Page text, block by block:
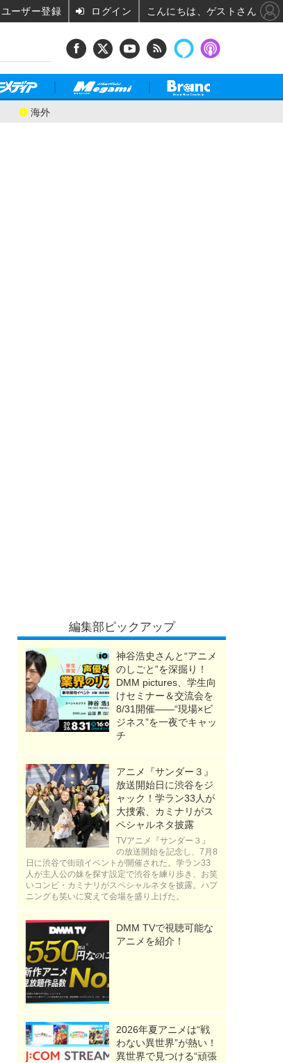
海外
編集部ピックアップ
神谷浩史さんと“アニメ
のしごと”を深掘り！
DMM pictures、学生向
けセミナー＆交流会を
8/31開催――“現場×ビ
ジネス”を一夜でキャッ
チ
アニメ『サンダー３』
放送開始日に渋谷をジ
ャック！学ラン33人が
大捜索、カミナリがス
ペシャルネタ披露
TVアニメ『サンダー３』
の放送開始を記念し、7月8
日に渋谷で街頭イベントが開催された。学ラン33
人が主人公の妹を探す設定で渋谷を練り歩き、お笑
いコンビ・カミナリがスペシャルネタを披露。ハプ
ニングも笑いに変えて会場を盛り上げた。
DMM TVで視聴可能な
アニメを紹介！
2026年夏アニメは“戦
わない異世界”が熱い！
異世界で見つける“頑張
ユーザー登録 ログイン こんにちは、ゲストさん